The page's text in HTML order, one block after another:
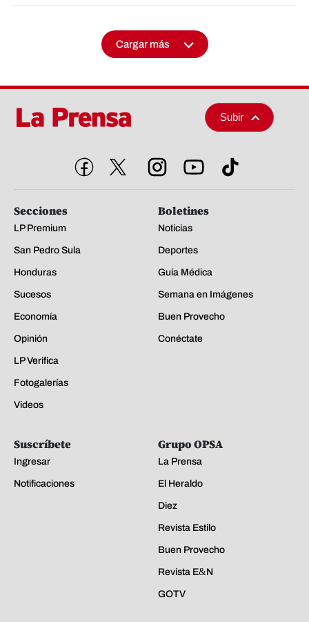
Cargar más
Subir
Secciones
LP Premium
San Pedro Sula
Honduras
Sucesos
Economía
Opinión
LP Verifica
Fotogalerías
Videos
Boletines
Noticias
Deportes
Guía Médica
Semana en Imágenes
Buen Provecho
Conéctate
Suscríbete
Ingresar
Notificaciones
Grupo OPSA
La Prensa
El Heraldo
Diez
Revista Estilo
Buen Provecho
Revista E&N
GOTV